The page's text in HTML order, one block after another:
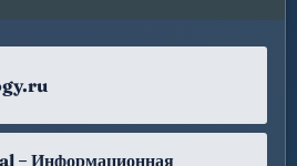
− Информационная